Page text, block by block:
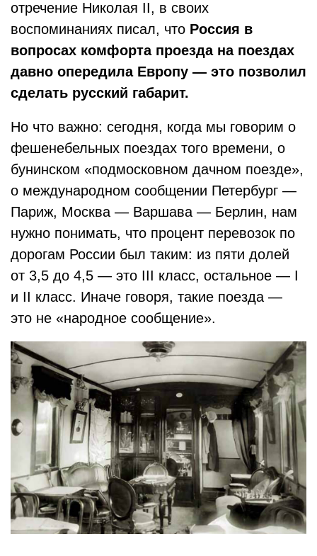
отречение Николая II, в своих
воспоминаниях писал, что Россия в
вопросах комфорта проезда на поездах
давно опередила Европу — это позволил
сделать русский габарит.
Но что важно: сегодня, когда мы говорим о
фешенебельных поездах того времени, о
бунинском «подмосковном дачном поезде»,
о международном сообщении Петербург —
Париж, Москва — Варшава — Берлин, нам
нужно понимать, что процент перевозок по
дорогам России был таким: из пяти долей
от 3,5 до 4,5 — это III класс, остальное — I
и II класс. Иначе говоря, такие поезда —
это не «народное сообщение».